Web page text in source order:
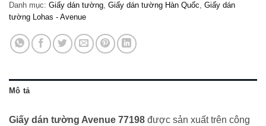
Danh mục: Giấy dán tường, Giấy dán tường Hàn Quốc, Giấy dán
tường Lohas - Avenue
Mô tả
Giấy dán tường Avenue 77198 được sản xuất trên công